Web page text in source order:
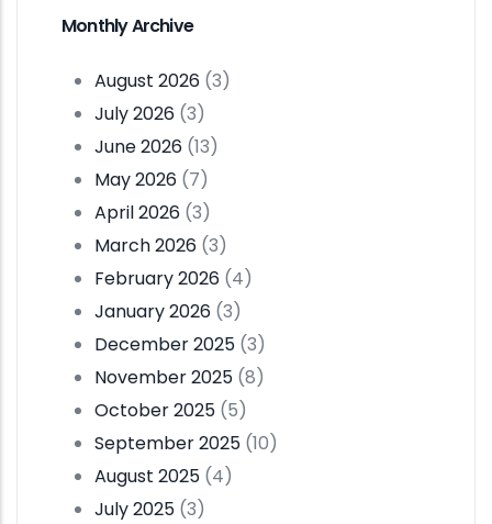
Monthly Archive
August 2026 (3)
July 2026 (3)
June 2026 (13)
May 2026 (7)
April 2026 (3)
March 2026 (3)
February 2026 (4)
January 2026 (3)
December 2025 (3)
November 2025 (8)
October 2025 (5)
September 2025 (10)
August 2025 (4)
July 2025 (3)